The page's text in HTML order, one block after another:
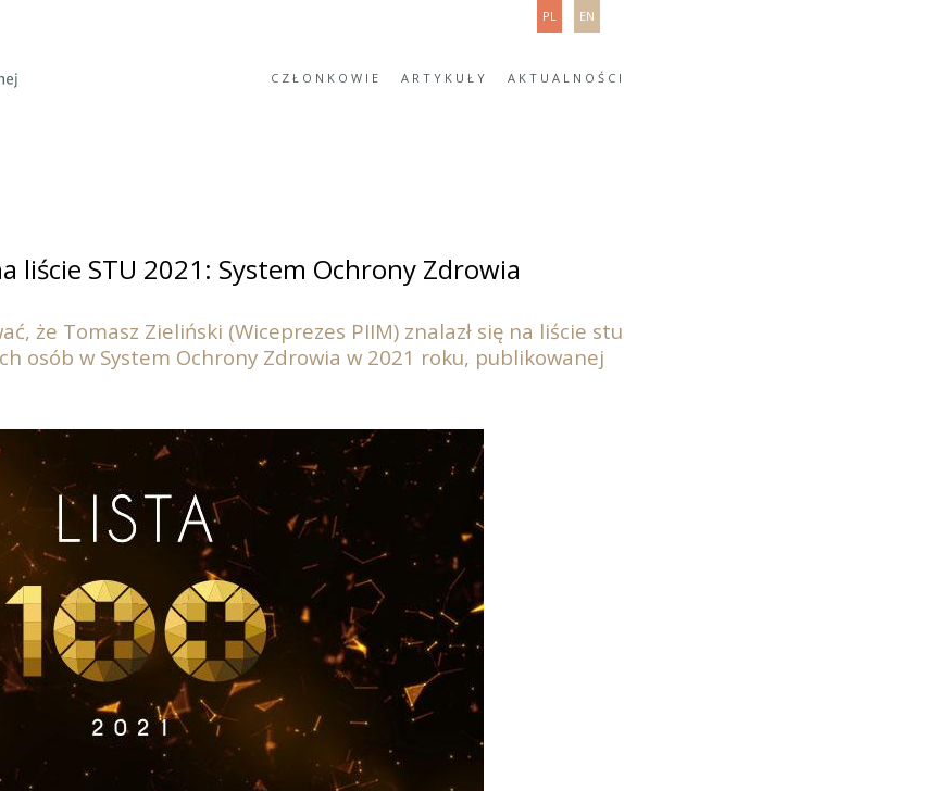
PL EN
CZŁONKOWIE ARTYKUŁY AKTUALNOŚCI
liście STU 2021: System Ochrony Zdrowia
że Tomasz Zieliński (Wiceprezes PIIM) znalazł się na liście stu
osób w System Ochrony Zdrowia w 2021 roku, publikowanej